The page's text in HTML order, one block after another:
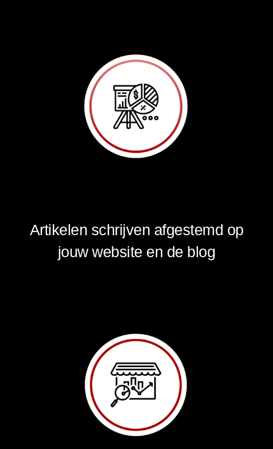
Artikelen schrijven afgestemd op
jouw website en de blog